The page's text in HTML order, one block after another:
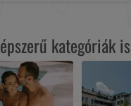
kategóriák